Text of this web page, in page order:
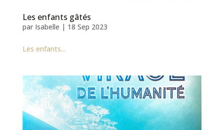
Les enfants gâtés
par Isabelle | 18 Sep 2023
Les enfants...